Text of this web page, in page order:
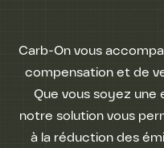
Carb-On vous
compensation et de
Que vous soyez une
notre solution vous
à la réduction des